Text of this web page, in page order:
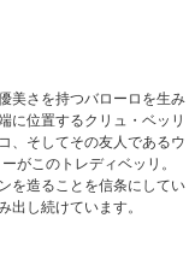
美さを持つバローロを生み
に位置するクリュ・ベッリ
、そしてその友人であるウ
がこのトレディベッリ。
を造ることを信条にしてい
出し続けています。